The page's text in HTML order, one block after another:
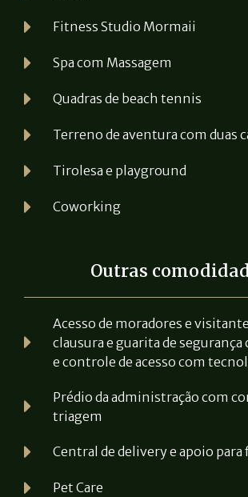
Fitness Studio Mormaii
Spa com Massagem
Quadras de beach tennis
Terreno de aventura com duas
Tirolesa e playground
Coworking
Outras
Acesso de moradores e
clausura e guarita de
e controle de acesso com
Prédio da administração com
triagem
Central de delivery e apoio
Pet Care